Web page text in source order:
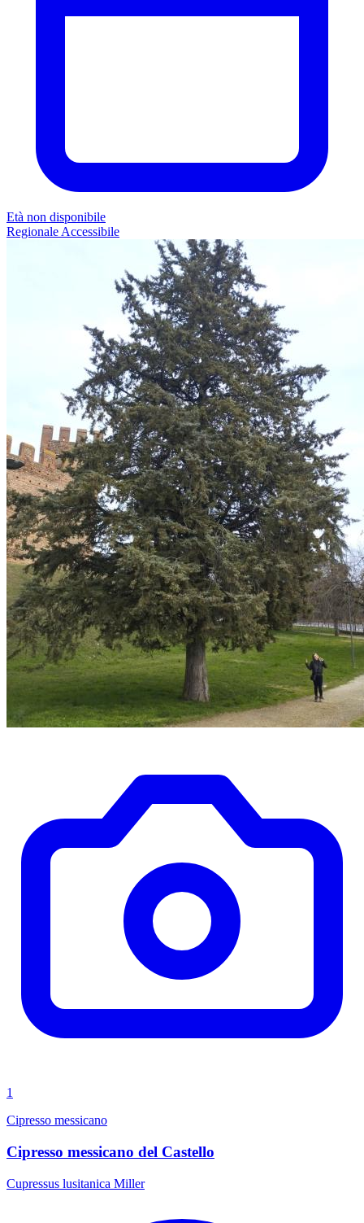
Età non disponibile
Regionale Accessibile
1
Cipresso messicano
Cipresso messicano del Castello
Cupressus lusitanica Miller